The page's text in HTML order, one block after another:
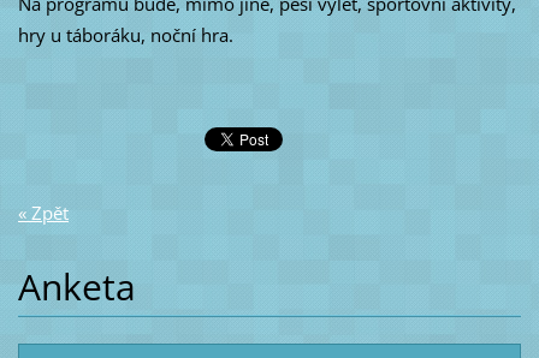
hry u táboráku, noční hra.
« Zpět
Anketa